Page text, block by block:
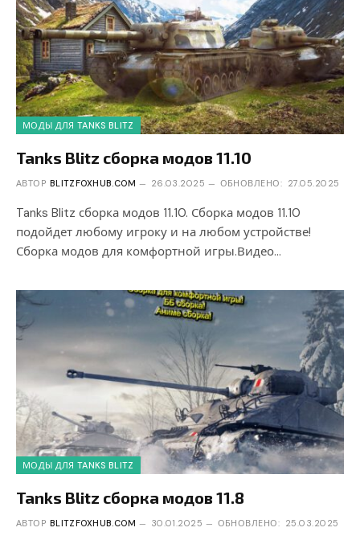
МОДЫ ДЛЯ TANKS BLITZ
Tanks Blitz сборка модов 11.10
АВТОР BLITZFOXHUB.COM 26.03.2025 ОБНОВЛЕНО: 27.05.2025
Tanks Blitz сборка модов 11.10. Сборка модов 11.10
подойдет любому игроку и на любом устройстве!
Сборка модов для комфортной игры.Видео…
МОДЫ ДЛЯ TANKS BLITZ
Tanks Blitz сборка модов 11.8
АВТОР BLITZFOXHUB.COM 30.01.2025 ОБНОВЛЕНО: 25.03.2025